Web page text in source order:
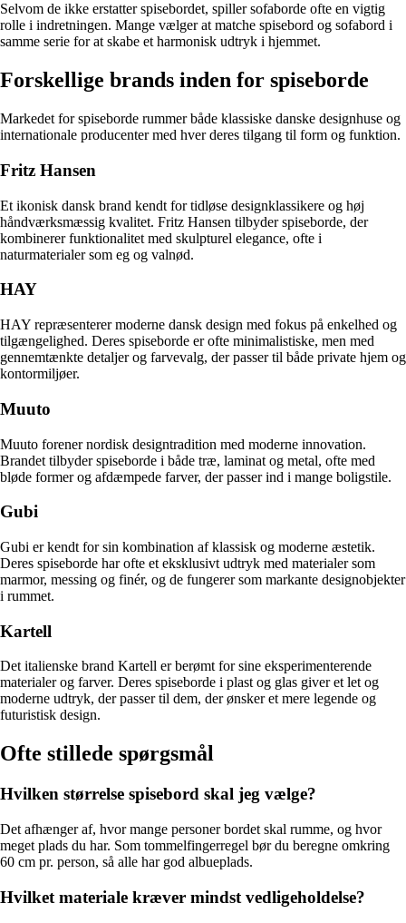
Selvom de ikke erstatter spisebordet, spiller sofaborde ofte en vigtig
rolle i indretningen. Mange vælger at matche spisebord og sofabord i
samme serie for at skabe et harmonisk udtryk i hjemmet.
Forskellige brands inden for spiseborde
Markedet for spiseborde rummer både klassiske danske designhuse og
internationale producenter med hver deres tilgang til form og funktion.
Fritz Hansen
Et ikonisk dansk brand kendt for tidløse designklassikere og høj
håndværksmæssig kvalitet. Fritz Hansen tilbyder spiseborde, der
kombinerer funktionalitet med skulpturel elegance, ofte i
naturmaterialer som eg og valnød.
HAY
HAY repræsenterer moderne dansk design med fokus på enkelhed og
tilgængelighed. Deres spiseborde er ofte minimalistiske, men med
gennemtænkte detaljer og farvevalg, der passer til både private hjem og
kontormiljøer.
Muuto
Muuto forener nordisk designtradition med moderne innovation.
Brandet tilbyder spiseborde i både træ, laminat og metal, ofte med
bløde former og afdæmpede farver, der passer ind i mange boligstile.
Gubi
Gubi er kendt for sin kombination af klassisk og moderne æstetik.
Deres spiseborde har ofte et eksklusivt udtryk med materialer som
marmor, messing og finér, og de fungerer som markante designobjekter
i rummet.
Kartell
Det italienske brand Kartell er berømt for sine eksperimenterende
materialer og farver. Deres spiseborde i plast og glas giver et let og
moderne udtryk, der passer til dem, der ønsker et mere legende og
futuristisk design.
Ofte stillede spørgsmål
Hvilken størrelse spisebord skal jeg vælge?
Det afhænger af, hvor mange personer bordet skal rumme, og hvor
meget plads du har. Som tommelfingerregel bør du beregne omkring
60 cm pr. person, så alle har god albueplads.
Hvilket materiale kræver mindst vedligeholdelse?